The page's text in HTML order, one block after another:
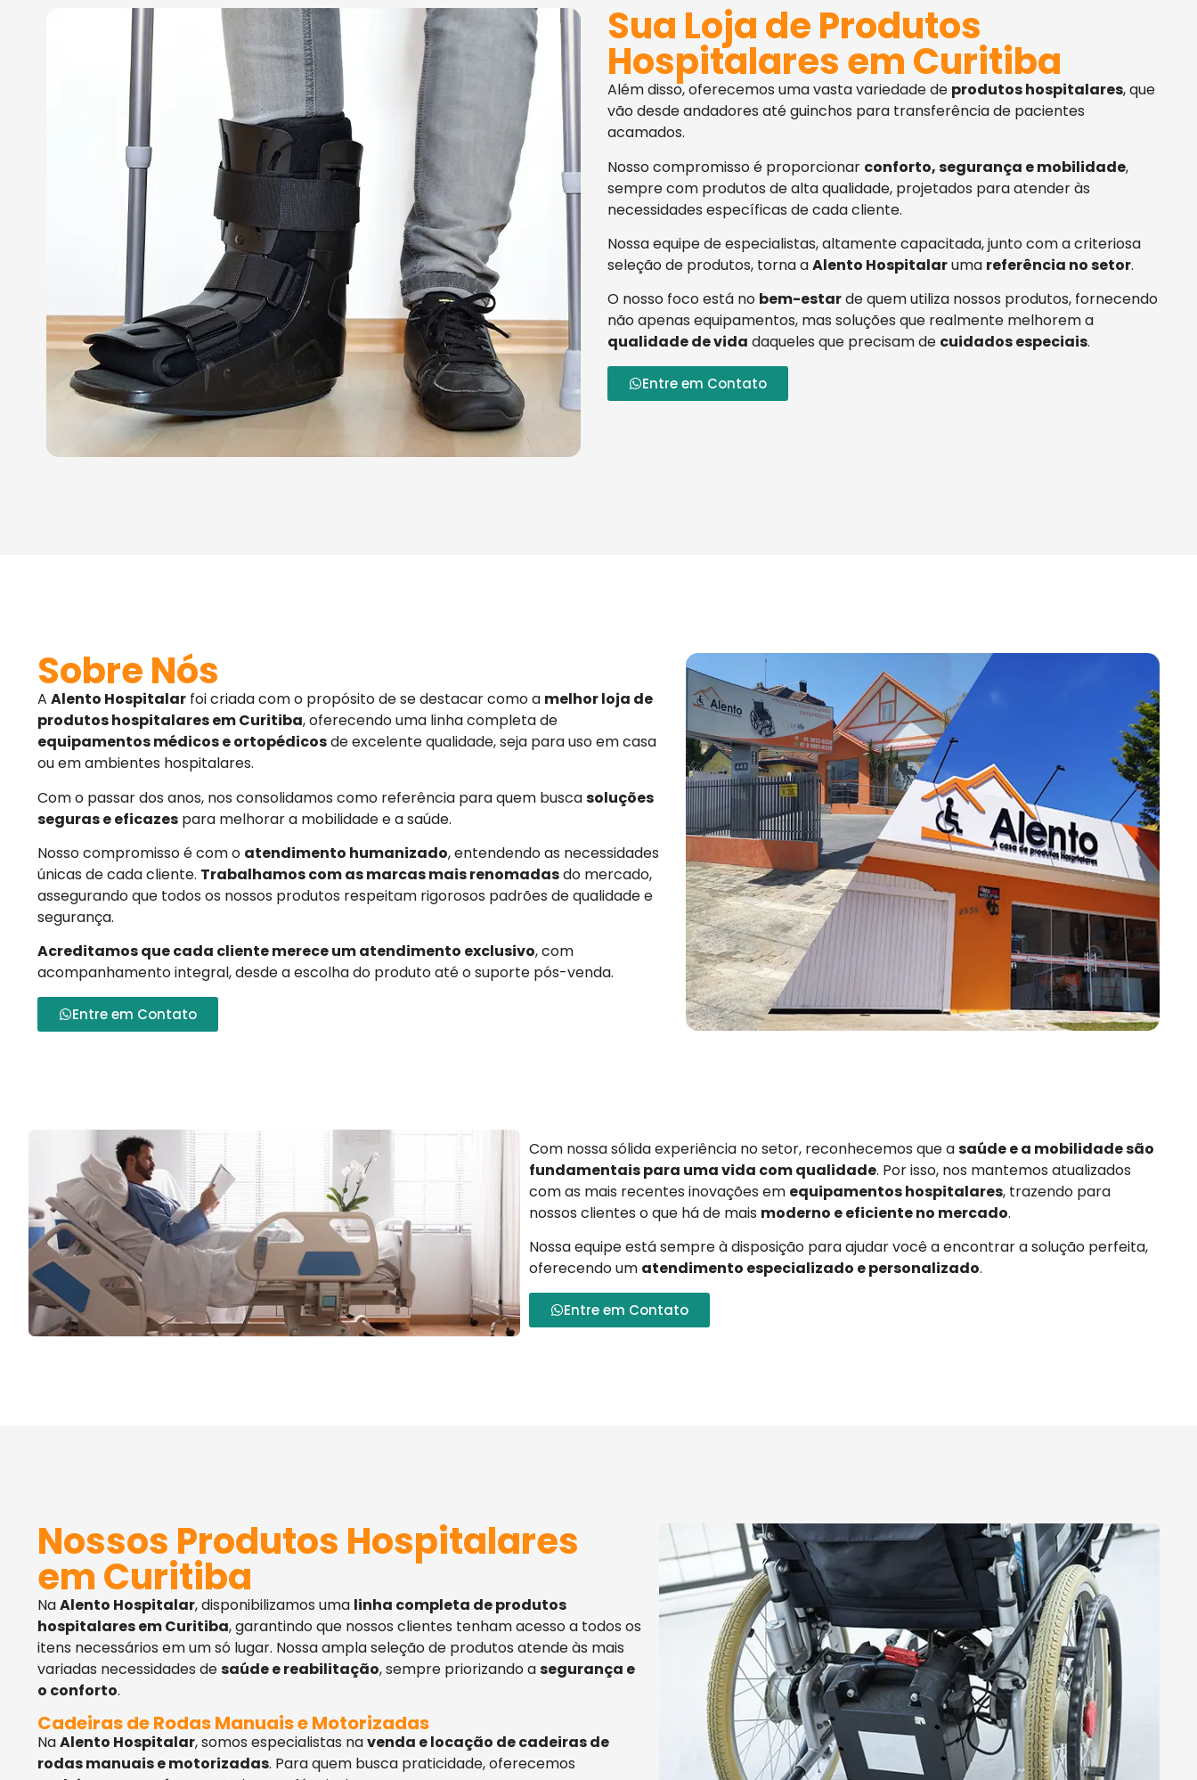
Sua Loja de Produtos
Hospitalares em Curitiba
Além disso, oferecemos uma vasta variedade de produtos hospitalares, que
vão desde andadores até guinchos para transferência de pacientes
acamados.
Nosso compromisso é proporcionar conforto, segurança e mobilidade,
sempre com produtos de alta qualidade, projetados para atender às
necessidades específicas de cada cliente.
Nossa equipe de especialistas, altamente capacitada, junto com a criteriosa
seleção de produtos, torna aAlento Hospitalaruma referência no setor.
O nosso foco está no bem-estarde quem utiliza nossos produtos, fornecendo
não apenas equipamentos, mas soluções que realmente melhorem a
qualidade de vida daqueles que precisam de cuidados especiais.
Entre em Contato
Sobre Nós
A Alento Hospitalar foi criada com o propósito de se destacar como a melhor loja de
produtos hospitalares em Curitiba, oferecendo uma linha completa de
equipamentos médicos e ortopédicosde excelente qualidade, seja para uso em casa
ou em ambientes hospitalares.
Com o passar dos anos, nos consolidamos como referência para quem buscasoluções
seguras e eficazes para melhorar a mobilidade e a saúde.
Nosso compromisso é com o atendimento humanizado, entendendo as necessidades
únicas de cada cliente. Trabalhamos com as marcas mais renomadasdo mercado,
assegurando que todos os nossos produtos respeitam rigorosos padrões de qualidade e
segurança.
Acreditamos que cada cliente merece um atendimento exclusivo, com
acompanhamento integral, desde a escolha do produto até o suporte pós-venda.
Entre em Contato
Com nossa sólida experiência no setor, reconhecemos que asaúde e a mobilidade são
fundamentais para uma vida com qualidade. Por isso, nos mantemos atualizados
com as mais recentes inovações em equipamentos hospitalares, trazendo para
nossos clientes o que há de mais moderno e eficiente no mercado.
Nossa equipe está sempre à disposição para ajudar você a encontrar a solução perfeita,
oferecendo um atendimento especializado e personalizado.
Entre em Contato
Nossos Produtos Hospitalares
em Curitiba
NaAlento Hospitalar, disponibilizamos uma linha completa de produtos
hospitalares em Curitiba, garantindo que nossos clientes tenham acesso a todos os
itens necessários em um só lugar. Nossa ampla seleção de produtos atende às mais
variadas necessidades desaúde e reabilitação, sempre priorizando asegurança e
o conforto.
Cadeiras de Rodas Manuais e Motorizadas
NaAlento Hospitalar, somos especialistas navenda e locação de cadeiras de
rodas manuais e motorizadas. Para quem busca praticidade, oferecemos